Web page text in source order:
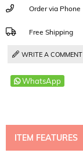
Order via Phone
Free Shipping
WRITE A COMMENT
WhatsApp
ITEM FEATURES